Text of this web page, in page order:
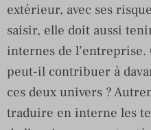
extérieur, avec ses
saisir, elle doit aussi
internes de
peut-il contribuer à
ces deux univers ?
traduire en interne les